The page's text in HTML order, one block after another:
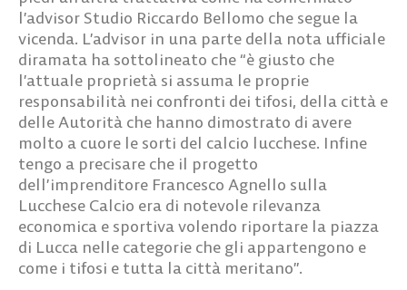
l’advisor Studio Riccardo Bellomo che segue la
vicenda. L’advisor in una parte della nota ufficiale
diramata ha sottolineato che “è giusto che
l’attuale proprietà si assuma le proprie
responsabilità nei confronti dei tifosi, della città e
delle Autorità che hanno dimostrato di avere
molto a cuore le sorti del calcio lucchese. Infine
tengo a precisare che il progetto
dell’imprenditore Francesco Agnello sulla
Lucchese Calcio era di notevole rilevanza
economica e sportiva volendo riportare la piazza
di Lucca nelle categorie che gli appartengono e
come i tifosi e tutta la città meritano”.